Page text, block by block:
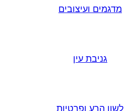
מדגמים ועיצובים
גניבת עין
לשון הרע ופרטיות